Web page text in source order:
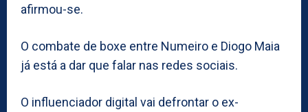
afirmou-se.
O combate de boxe entre Numeiro e Diogo Maia
já está a dar que falar nas redes sociais.
O influenciador digital vai defrontar o ex-